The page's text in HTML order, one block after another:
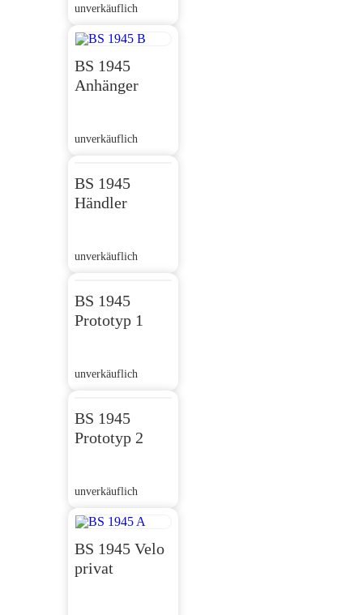
unverkäuflich
BS 1945
Anhänger
unverkäuflich
BS 1945
Händler
unverkäuflich
BS 1945
Prototyp 1
unverkäuflich
BS 1945
Prototyp 2
unverkäuflich
BS 1945 Velo
privat